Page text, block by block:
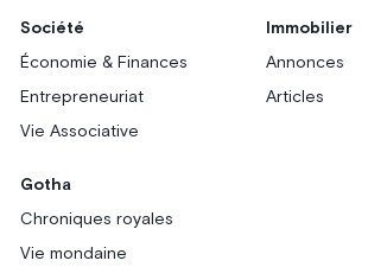
Société
Économie & Finances
Entrepreneuriat
Vie Associative
Immobilier
Annonces
Articles
Gotha
Chroniques royales
Vie mondaine